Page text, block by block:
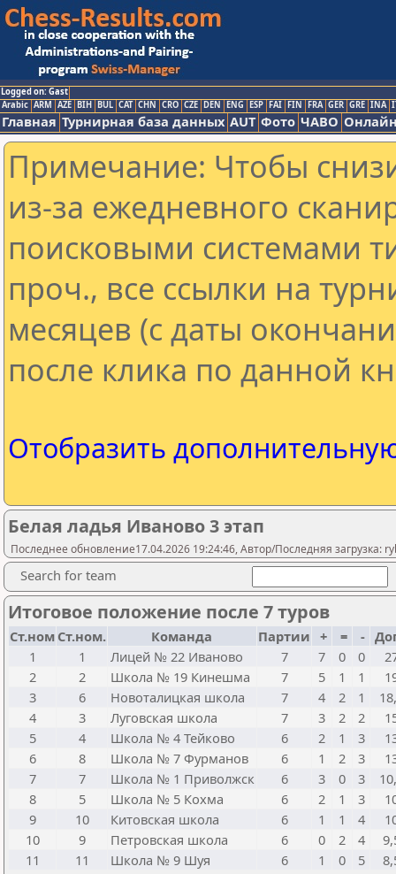
Logged on: Gast
Arabic ARM AZE BIH BUL CAT CHN CRO CZE DEN ENG ESP FAI FIN FRA GER GRE INA
Главная Турнирная база данных AUT Фото ЧАВО
Примечание: Чтобы
из-за ежедневного
поисковыми системами
проч., все ссылки на
месяцев (с даты
после клика по данной
Отобразить
Белая ладья Иваново 3 этап
Последнее обновление17.04.2026 19:24:46, Автор/Последняя загрузка:
Search for team
Итоговое положение после 7 туров
Ст.ном Ст.ном. Команда Партии + = -
1
1 Лицей № 22 Иваново 7 7 0 0
2
2 Школа № 19 Кинешма 7 5 1 1
3
6 Новоталицкая школа 7 4 2 1
4
3 Луговская школа 7 3 2 2
5
4 Школа № 4 Тейково 6 2 1 3
6
8 Школа № 7 Фурманов 6 1 2 3
7
7 Школа № 1 Приволжск 6 3 0 3
8
5 Школа № 5 Кохма 6 2 1 3
9
10 Китовская школа 6 1 1 4
10
9 Петровская школа 6 0 2 4
11
11 Школа № 9 Шуя 6 1 0 5